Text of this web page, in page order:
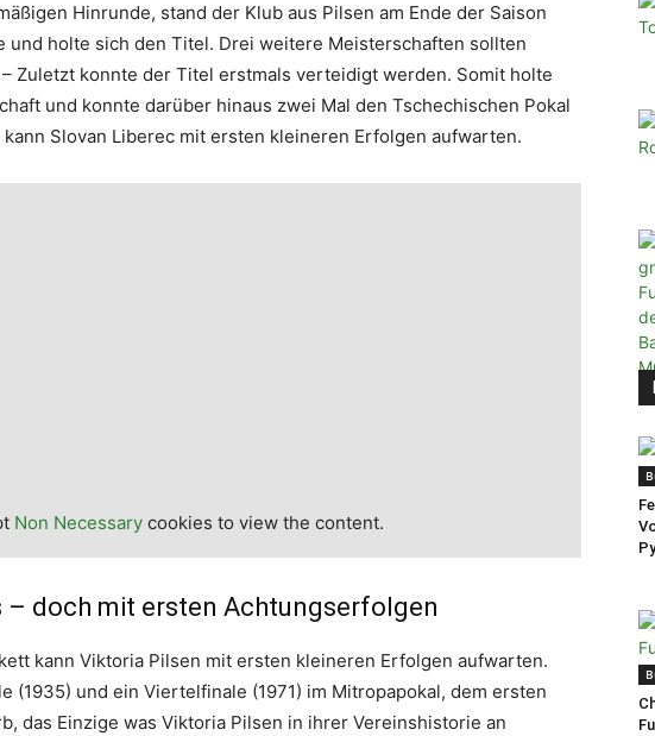
Hinrunde, stand der Klub aus Pilsen am Ende der Saison
und holte sich den Titel. Drei weitere Meisterschaften sollten
Zuletzt konnte der Titel erstmals verteidigt werden. Somit holte
und konnte darüber hinaus zwei Mal den Tschechischen Pokal
Slovan Liberec mit ersten kleineren Erfolgen aufwarten.
Non Necessary cookies to view the content.
doch mit ersten Achtungserfolgen
kann Viktoria Pilsen mit ersten kleineren Erfolgen aufwarten.
(1935) und ein Viertelfinale (1971) im Mitropapokal, dem ersten
das Einzige was Viktoria Pilsen in ihrer Vereinshistorie an